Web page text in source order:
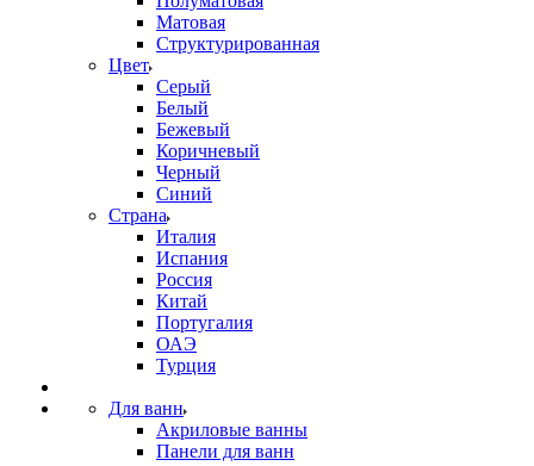
Матовая
Структурированная
Цвет
Серый
Белый
Бежевый
Коричневый
Черный
Синий
Страна
Италия
Испания
Россия
Китай
Португалия
ОАЭ
Турция
Для ванн
Акриловые ванны
Панели для ванн